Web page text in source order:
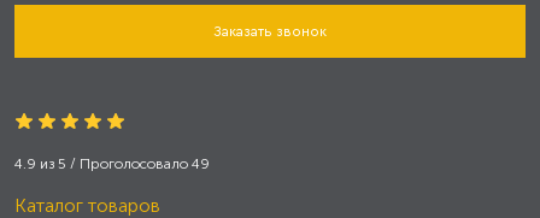
Заказать звонок
4.9 из 5 / Проголосовало 49
Каталог товаров